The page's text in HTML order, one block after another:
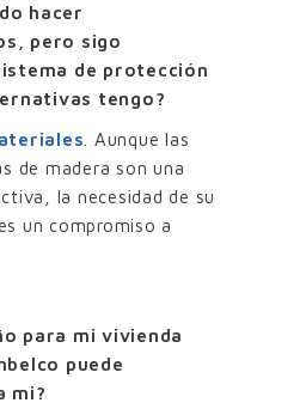
hacer
pero sigo
de protección
tengo?
. Aunque las
de madera son una
la necesidad de su
un compromiso a
para mi vivienda
puede
mi?